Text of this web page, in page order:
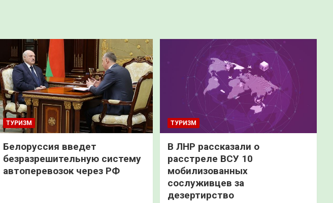
ТУРИЗМ
Белоруссия введет
безразрешительную систему
автоперевозок через РФ
ТУРИЗМ
В ЛНР рассказали о
расстреле ВСУ 10
мобилизованных
сослуживцев за
дезертирство